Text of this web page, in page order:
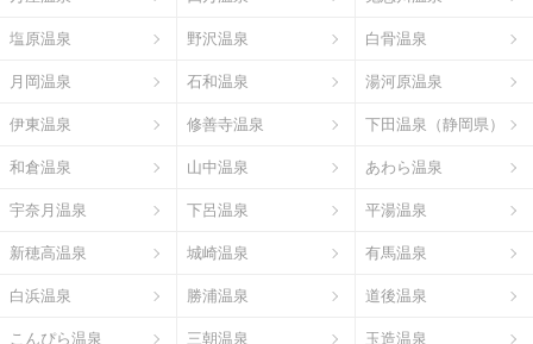
塩原温泉 野沢温泉 白骨温泉
月岡温泉 石和温泉 湯河原温泉
伊東温泉 修善寺温泉 下田温泉（静岡県）
和倉温泉 山中温泉 あわら温泉
宇奈月温泉 下呂温泉 平湯温泉
新穂高温泉 城崎温泉 有馬温泉
白浜温泉 勝浦温泉 道後温泉
こんぴら温泉 三朝温泉 玉造温泉